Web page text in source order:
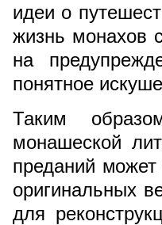
идеи о
жизнь монахов
на
понятное
Таким
монашеской
преданий может
оригинальных
для